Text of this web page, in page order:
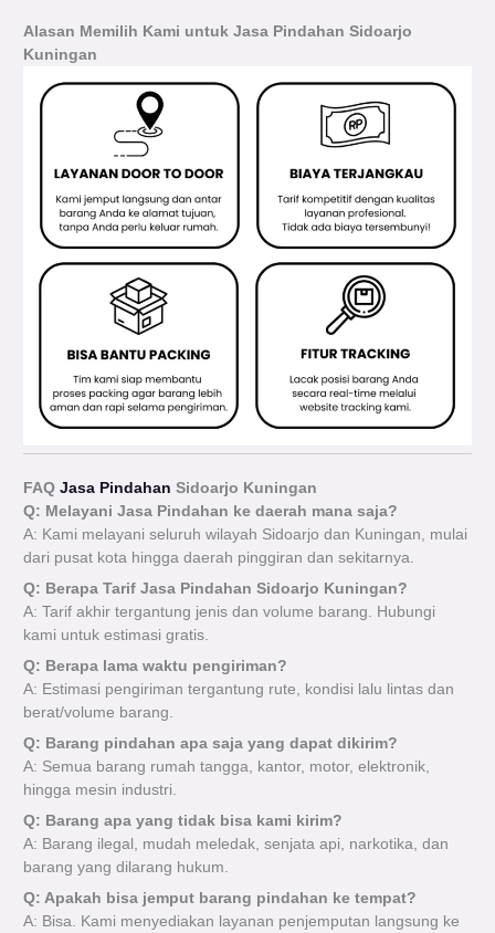
Alasan Memilih Kami untuk Jasa Pindahan Sidoarjo
Kuningan
FAQJasa Pindahan Sidoarjo Kuningan
Q: Melayani Jasa Pindahan ke daerah mana saja?
A: Kami melayani seluruh wilayah Sidoarjo dan Kuningan, mulai
dari pusat kota hingga daerah pinggiran dan sekitarnya.
Q: Berapa Tarif Jasa Pindahan Sidoarjo Kuningan?
A: Tarif akhir tergantung jenis dan volume barang. Hubungi
kami untuk estimasi gratis.
Q: Berapa lama waktu pengiriman?
A: Estimasi pengiriman tergantung rute, kondisi lalu lintas dan
berat/volume barang.
Q: Barang pindahan apa saja yang dapat dikirim?
A: Semua barang rumah tangga, kantor, motor, elektronik,
hingga mesin industri.
Q: Barang apa yang tidak bisa kami kirim?
A: Barang ilegal, mudah meledak, senjata api, narkotika, dan
barang yang dilarang hukum.
Q: Apakah bisa jemput barang pindahan ke tempat?
A: Bisa. Kami menyediakan layanan penjemputan langsung ke